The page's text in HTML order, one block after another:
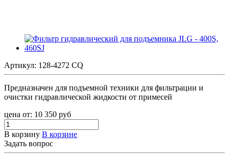
Артикул: 128-4272 CQ
Предназначен для подъемной техники для фильтрации и
очистки гидравлической жидкости от примесей
цена от: 10 350 руб
В корзину В корзине
Задать вопрос